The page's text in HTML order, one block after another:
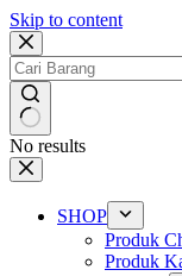
Skip to content
No results
SHOP
Produk
Produk